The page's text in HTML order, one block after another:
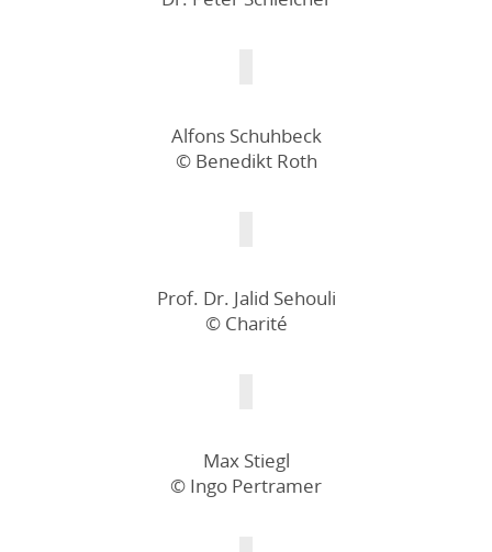
Alfons Schuhbeck
© Benedikt Roth
Prof. Dr. Jalid Sehouli
© Charité
Max Stiegl
© Ingo Pertramer